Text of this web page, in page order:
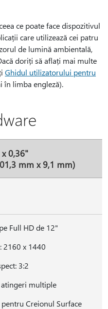
ce poate face dispozitivul
care utilizează cei patru
de lumină ambientală,
doriți să aflați mai multe
Ghidul utilizatorului pentru
în limba engleză).
0,36"
mm x 9,1 mm)
Full HD de 12"
2160 x 1440
3:2
multiple
Creionul Surface